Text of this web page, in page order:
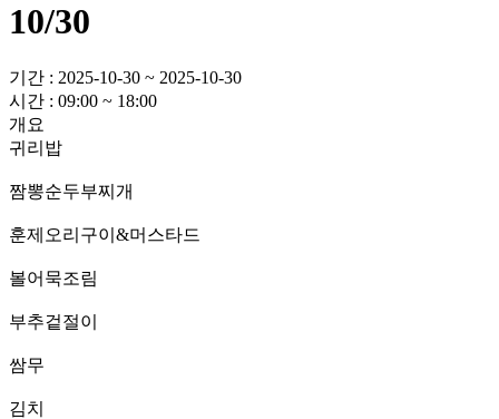
10/30
기간 : 2025-10-30 ~ 2025-10-30
시간 : 09:00 ~ 18:00
개요
귀리밥
짬뽕순두부찌개
훈제오리구이&머스타드
볼어묵조림
부추겉절이
쌈무
김치